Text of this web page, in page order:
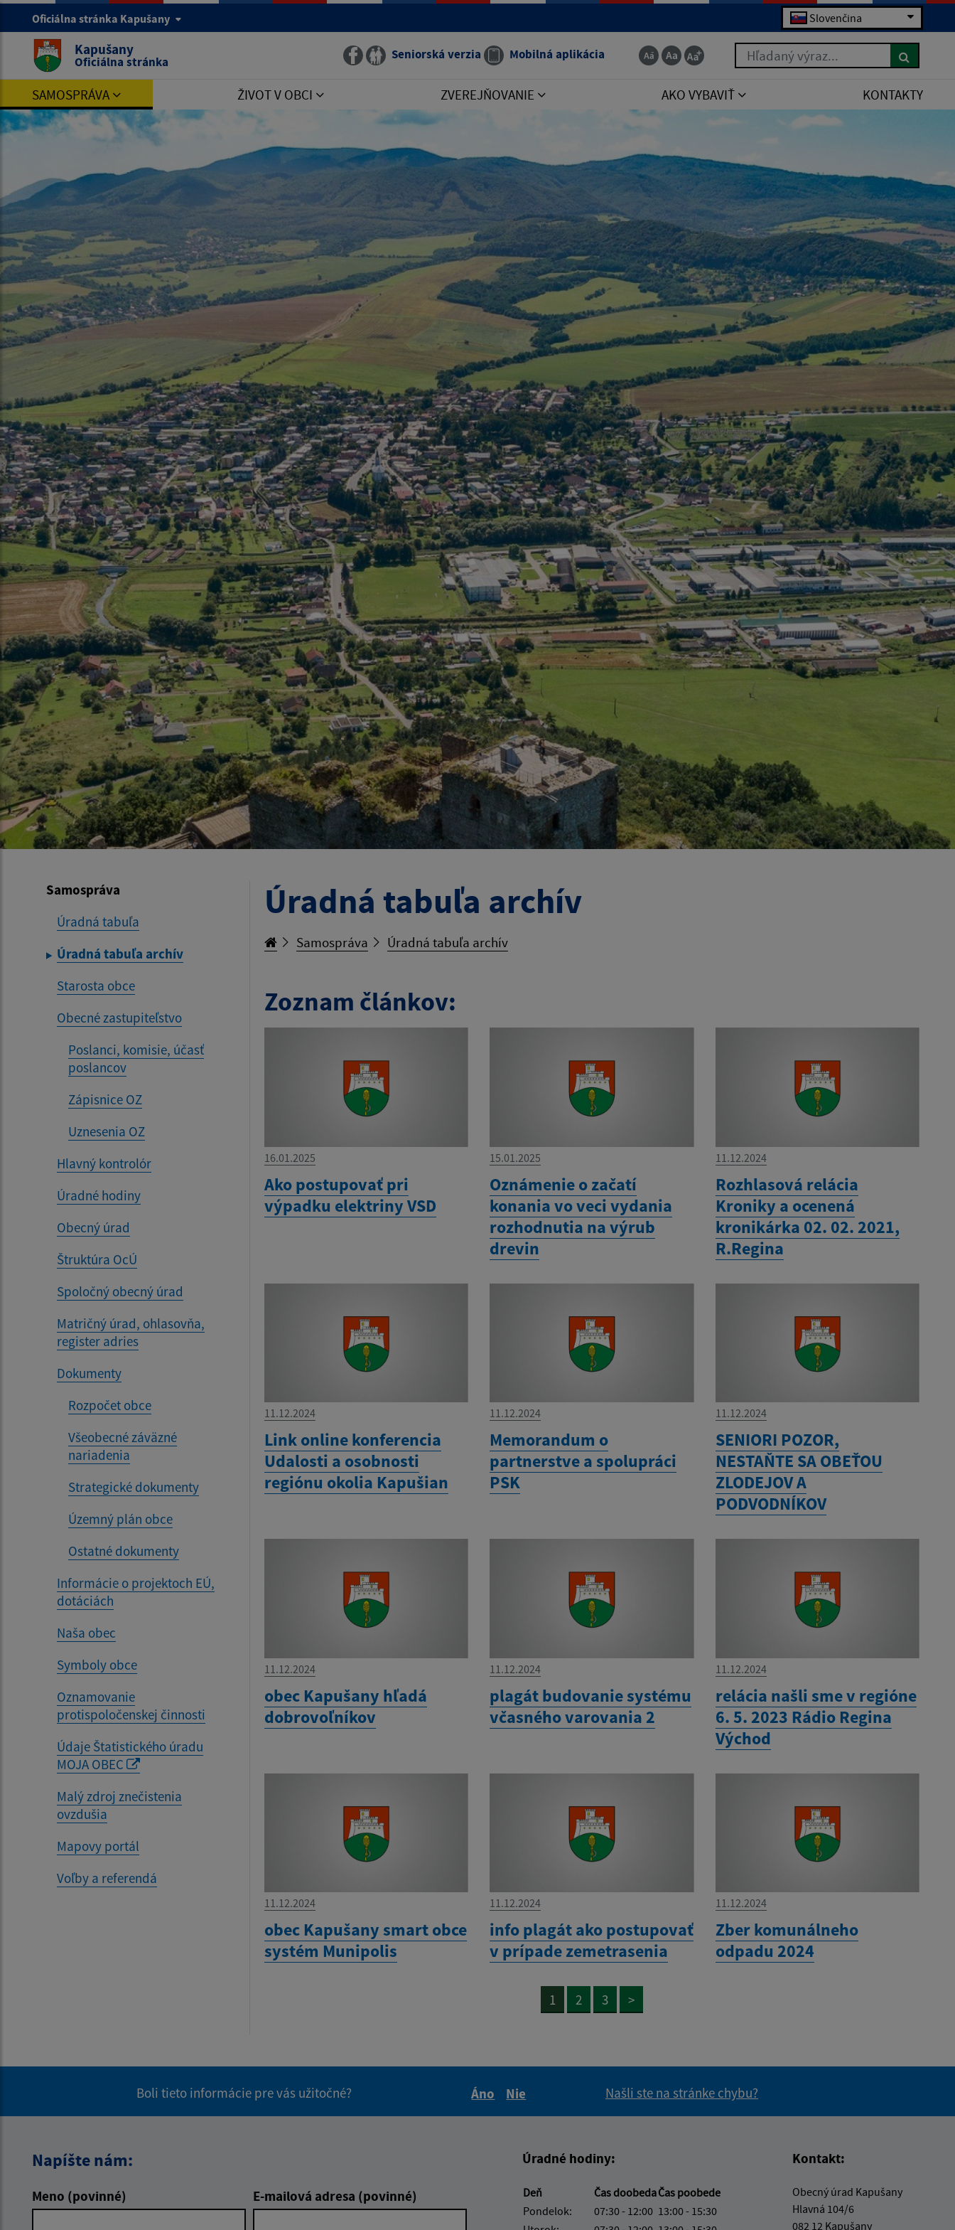
Oficiálna stránka Kapušany Slovenčina
Kapušany
Oficiálna stránka Seniorská verzia Mobilná aplikácia Hľadaný výraz...
SAMOSPRÁVA ŽIVOT V OBCI ZVEREJŇOVANIE AKO VYBAVIŤ KONTAKTY
Samospráva
Úradná tabuľa
Úradná tabuľa archív
Starosta obce
Obecné zastupiteľstvo
Poslanci, komisie, účasť
poslancov
Zápisnice OZ
Uznesenia OZ
Hlavný kontrolór
Úradné hodiny
Obecný úrad
Štruktúra OcÚ
Spoločný obecný úrad
Matričný úrad, ohlasovňa,
register adries
Dokumenty
Rozpočet obce
Všeobecné záväzné
nariadenia
Strategické dokumenty
Územný plán obce
Ostatné dokumenty
Informácie o projektoch EÚ,
dotáciách
Naša obec
Symboly obce
Oznamovanie
protispoločenskej činnosti
Údaje Štatistického úradu
MOJA OBEC
Malý zdroj znečistenia
ovzdušia
Mapovy portál
Voľby a referendá
Úradná tabuľa archív
Samospráva Úradná tabuľa archív
Zoznam článkov:
16.01.2025
Ako postupovať pri
výpadku elektriny VSD
15.01.2025
Oznámenie o začatí
konania vo veci vydania
rozhodnutia na výrub
drevin
11.12.2024
Rozhlasová relácia
Kroniky a ocenená
kronikárka 02. 02. 2021,
R.Regina
11.12.2024
Link online konferencia
Udalosti a osobnosti
regiónu okolia Kapušian
11.12.2024
Memorandum o
partnerstve a spolupráci
PSK
11.12.2024
SENIORI POZOR,
NESTAŇTE SA OBEŤOU
ZLODEJOV A
PODVODNÍKOV
11.12.2024
obec Kapušany hľadá
dobrovoľníkov
11.12.2024
plagát budovanie systému
včasného varovania 2
11.12.2024
relácia našli sme v regióne
6. 5. 2023 Rádio Regina
Východ
11.12.2024
obec Kapušany smart obce
systém Munipolis
11.12.2024
info plagát ako postupovať
v prípade zemetrasenia
11.12.2024
Zber komunálneho
odpadu 2024
1 2 3 >
Boli tieto informácie pre vás užitočné?
Áno
Nie
Našli ste na stránke chybu?
Napíšte nám:
Meno (povinné) E-mailová adresa (povinné)
Úradné hodiny:
Deň Čas doobedaČas poobede
Pondelok:
07:30 - 12:00 13:00 - 15:30
Kontakt:
Obecný úrad Kapušany
Hlavná 104/6
082 12 Kapušany